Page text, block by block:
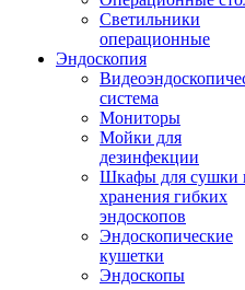
Светильники
операционные
Эндоскопия
система
Мониторы
Мойки для
дезинфекции
Шкафы для сушки
хранения гибких
эндоскопов
Эндоскопические
кушетки
Эндоскопы